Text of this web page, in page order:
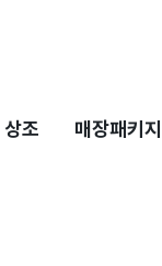
상조 매장패키지